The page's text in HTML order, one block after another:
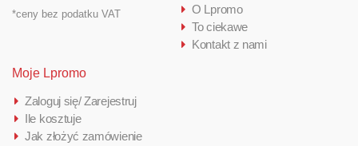
*ceny bez podatku VAT
O Lpromo
To ciekawe
Kontakt z nami
Moje Lpromo
Zaloguj się/ Zarejestruj
Ile kosztuje
Jak złożyć zamówienie